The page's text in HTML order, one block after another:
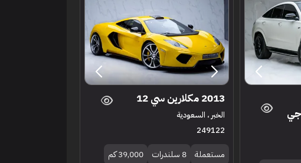
2013 مكلارين سي 12
الخبر ، السعودية
249122
مستعملة 8 سلندرات
39,000 كم